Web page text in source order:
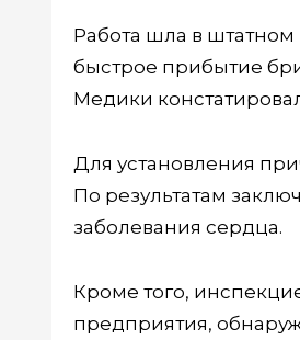
Работа шла в штатном
быстрое прибытие
Медики
Для установления
По результатам
заболевания сердца.
Кроме того,
предприятия,